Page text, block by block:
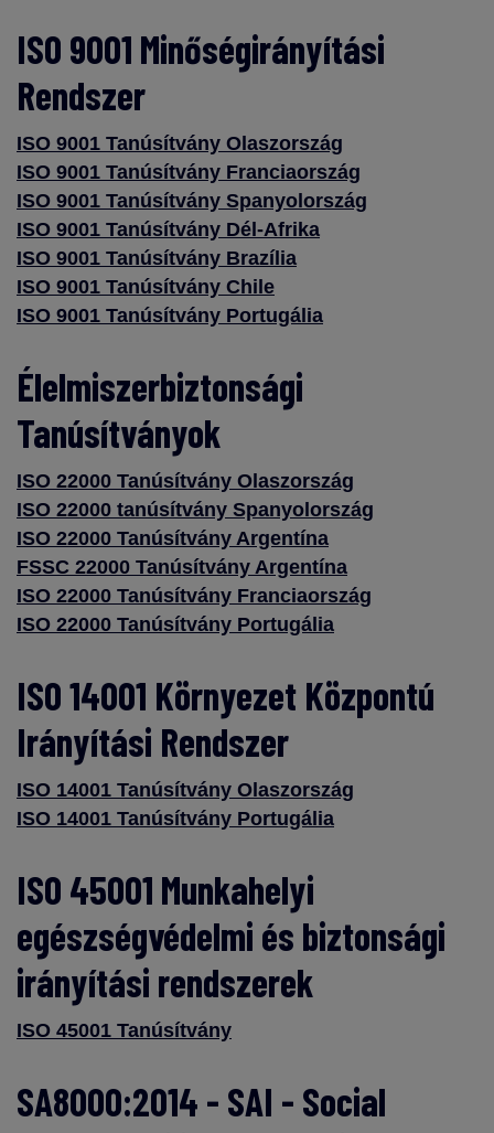
ISO 9001 Minőségirányítási
Rendszer
ISO 9001 Tanúsítvány Olaszország
ISO 9001 Tanúsítvány Franciaország
ISO 9001 Tanúsítvány Spanyolország
ISO 9001 Tanúsítvány Dél-Afrika
ISO 9001 Tanúsítvány Brazília
ISO 9001 Tanúsítvány Chile
ISO 9001 Tanúsítvány Portugália
Élelmiszerbiztonsági
Tanúsítványok
ISO 22000 Tanúsítvány Olaszország
ISO 22000 tanúsítvány Spanyolország
ISO 22000 Tanúsítvány Argentína
FSSC 22000 Tanúsítvány Argentína
ISO 22000 Tanúsítvány Franciaország
ISO 22000 Tanúsítvány Portugália
ISO 14001 Környezet Központú
Irányítási Rendszer
ISO 14001 Tanúsítvány Olaszország
ISO 14001 Tanúsítvány Portugália
ISO 45001 Munkahelyi
egészségvédelmi és biztonsági
irányítási rendszerek
ISO 45001 Tanúsítvány
SA8000:2014 - SAI - Social